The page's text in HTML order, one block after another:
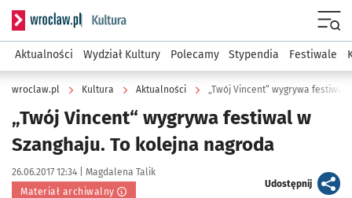
Serwis informacyjny wroclaw.pl podserwis: Kultura
Aktualności Wydział Kultury Polecamy Stypendia Festiwale
wroclaw.pl Kultura Aktualności „Twój Vincent“ wygrywa festiwal
„Twój Vincent“ wygrywa festiwal w
Szanghaju. To kolejna nagroda
Data publikacji:
26.06.2017 12:34 | Autor:
Magdalena Talik
Materiał archiwalny
Udostępnijartykuł